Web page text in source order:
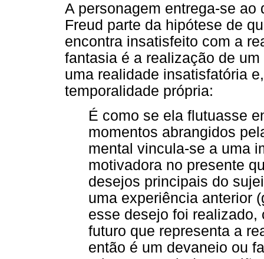
A personagem entrega-se
Freud parte da hipótese de
encontra insatisfeito com a
fantasia é a realização de
uma realidade insatisfatória
temporalidade própria:
É como se ela flutuasse
momentos abrangidos
mental vincula-se a uma
motivadora no presente
desejos principais do
uma experiência anterior
esse desejo foi realizado,
futuro que representa a
então é um devaneio ou